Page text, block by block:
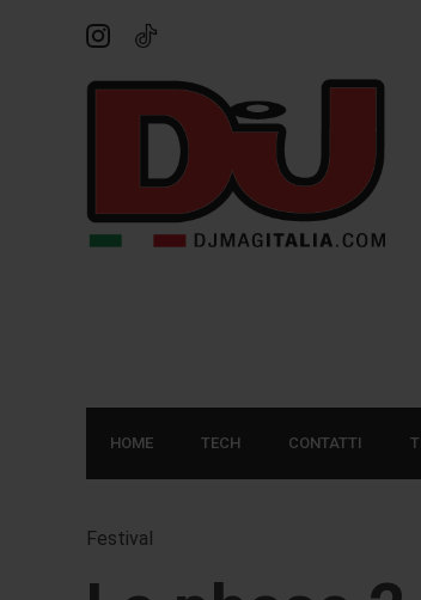
HOME TECH CONTATTI
Festival